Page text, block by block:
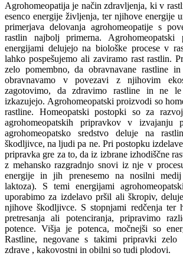
Agrohomeopatija je način zdravljenja, ki v
esenco energije življenja, ter njihove energije
primerjava delovanja agrohomeopatije s
rastlin najbolj primerna.
energijami delujejo na biološke procese v
lahko pospešujemo ali zaviramo rast rastlin.
zelo pomembno, da obravnavane rastline
obravnavamo v povezavi z njihovim
zagotovimo, da zdravimo rastline in ne
izkazujejo. Agrohomeopatski proizvodi so
rastline. Homeopatski postopki so za
agrohomeopatskih pripravkov v izvajanju
agrohomeopatsko sredstvo deluje na
škodljivce, na ljudi pa ne. Pri postopku
pripravka gre za to, da iz izbrane izhodiščne
z mehansko razgradnjo snovi iz nje v
energije in jih prenesemo na nosilni
laktoza). S temi energijami
uporabimo za izdelavo pršil ali škropiv,
njihove škodljivce. S stopnjami redčenja ter
pretresanja ali potenciranja, pripravimo
potence. Višja je potenca, močnejši so
Rastline, negovane s takimi pripravki zelo
zdrave , kakovostni in obilni so tudi plodovi.